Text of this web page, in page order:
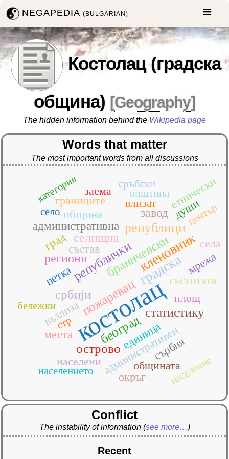
NEGAPEDIA(BULGARIAN)
Костолац (градска
община) [Geography]
The hidden information behind the Wikipedia page
Words that matter
The most important words from all discussions
костолац
градска
кленовник
републици
београд
браничевски
острово
пожаревац
републички
србији
статистику
завод
региони
селищна
административна
възлиза
град
гъстотата
единица
община
петка
административен
влизат
границите души
етнически
заема
места
мрежа
населени
общината
окръг
площ
села
сърбия
състав
бележки
население
населението
општина
село
сръбски
стр
център
категория
Conflict
The instability of information (see more…)
Recent